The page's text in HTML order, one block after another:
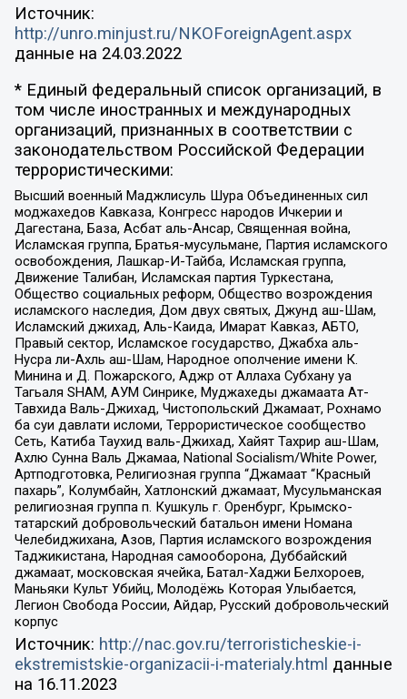
Источник:
http://unro.minjust.ru/NKOForeignAgent.aspx
данные на 24.03.2022
* Единый федеральный список организаций, в
том числе иностранных и международных
организаций, признанных в соответствии с
законодательством Российской Федерации
террористическими:
Высший военный Маджлисуль Шура Объединенных сил
моджахедов Кавказа, Конгресс народов Ичкерии и
Дагестана, База, Асбат аль-Ансар, Священная война,
Исламская группа, Братья-мусульмане, Партия исламского
освобождения, Лашкар-И-Тайба, Исламская группа,
Движение Талибан, Исламская партия Туркестана,
Общество социальных реформ, Общество возрождения
исламского наследия, Дом двух святых, Джунд аш-Шам,
Исламский джихад, Аль-Каида, Имарат Кавказ, АБТО,
Правый сектор, Исламское государство, Джабха аль-
Нусра ли-Ахль аш-Шам, Народное ополчение имени К.
Минина и Д. Пожарского, Аджр от Аллаха Субхану уа
Тагьаля SHAM, АУМ Синрике, Муджахеды джамаата Ат-
Тавхида Валь-Джихад, Чистопольский Джамаат, Рохнамо
ба суи давлати исломи, Террористическое сообщество
Сеть, Катиба Таухид валь-Джихад, Хайят Тахрир аш-Шам,
Ахлю Сунна Валь Джамаа, National Socialism/White Power,
Артподготовка, Религиозная группа “Джамаат “Красный
пахарь”, Колумбайн, Хатлонский джамаат, Мусульманская
религиозная группа п. Кушкуль г. Оренбург, Крымско-
татарский добровольческий батальон имени Номана
Челебиджихана, Азов, Партия исламского возрождения
Таджикистана, Народная самооборона, Дуббайский
джамаат, московская ячейка, Батал-Хаджи Белхороев,
Маньяки Культ Убийц, Молодёжь Которая Улыбается,
Легион Свобода России, Айдар, Русский добровольческий
корпус
Источник: http://nac.gov.ru/terroristicheskie-i-
ekstremistskie-organizacii-i-materialy.html данные
на 16.11.2023